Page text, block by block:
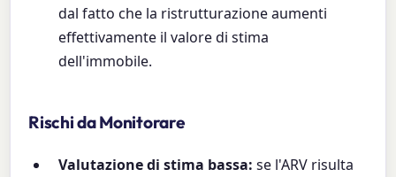
dal fatto che la ristrutturazione aumenti
effettivamente il valore di stima
dell'immobile.
Rischi da Monitorare
Valutazione di stima bassa: se l'ARV risulta